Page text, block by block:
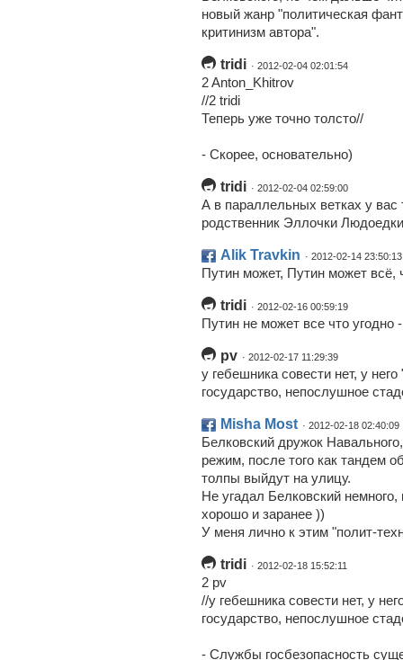
новый жанр "политическая
критинизм автора".
tridi · 2012-02-04 02:01:54
2 Anton_Khitrov
//2 tridi
Теперь уже точно толсто//
- Скорее, основательно)
tridi · 2012-02-04 02:59:00
А в параллельных ветках у
родственник Эллочки
Alik Travkin · 2012-02-14 23:50:13
Путин может, Путин может всё,
tridi · 2012-02-16 00:59:19
Путин не может все что угодно
pv · 2012-02-17 11:29:39
у гебешника совести нет, у
государство, непослушное
Misha Most · 2012-02-18 02:40:09
Белковский дружок
режим, после того как тандем
толпы выйдут на улицу.
Не угадал Белковский немного,
хорошо и заранее ))
У меня лично к этим "полит-
tridi · 2012-02-18 15:52:11
2 pv
//у гебешника совести нет, у
государство, непослушное
- Службы госбезопасность